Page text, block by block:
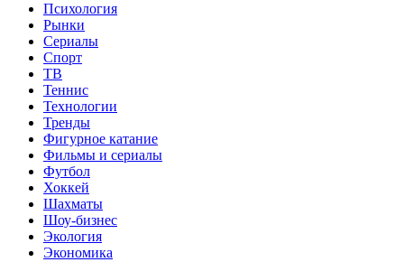
Психология
Рынки
Сериалы
Спорт
ТВ
Теннис
Технологии
Тренды
Фигурное катание
Фильмы и сериалы
Футбол
Хоккей
Шахматы
Шоу-бизнес
Экология
Экономика